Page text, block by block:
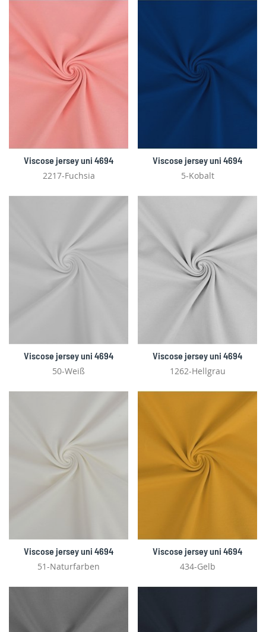
Viscose jersey uni 4694
2217-Fuchsia
Viscose jersey uni 4694
5-Kobalt
Viscose jersey uni 4694
50-Weiß
Viscose jersey uni 4694
1262-Hellgrau
Viscose jersey uni 4694
51-Naturfarben
Viscose jersey uni 4694
434-Gelb